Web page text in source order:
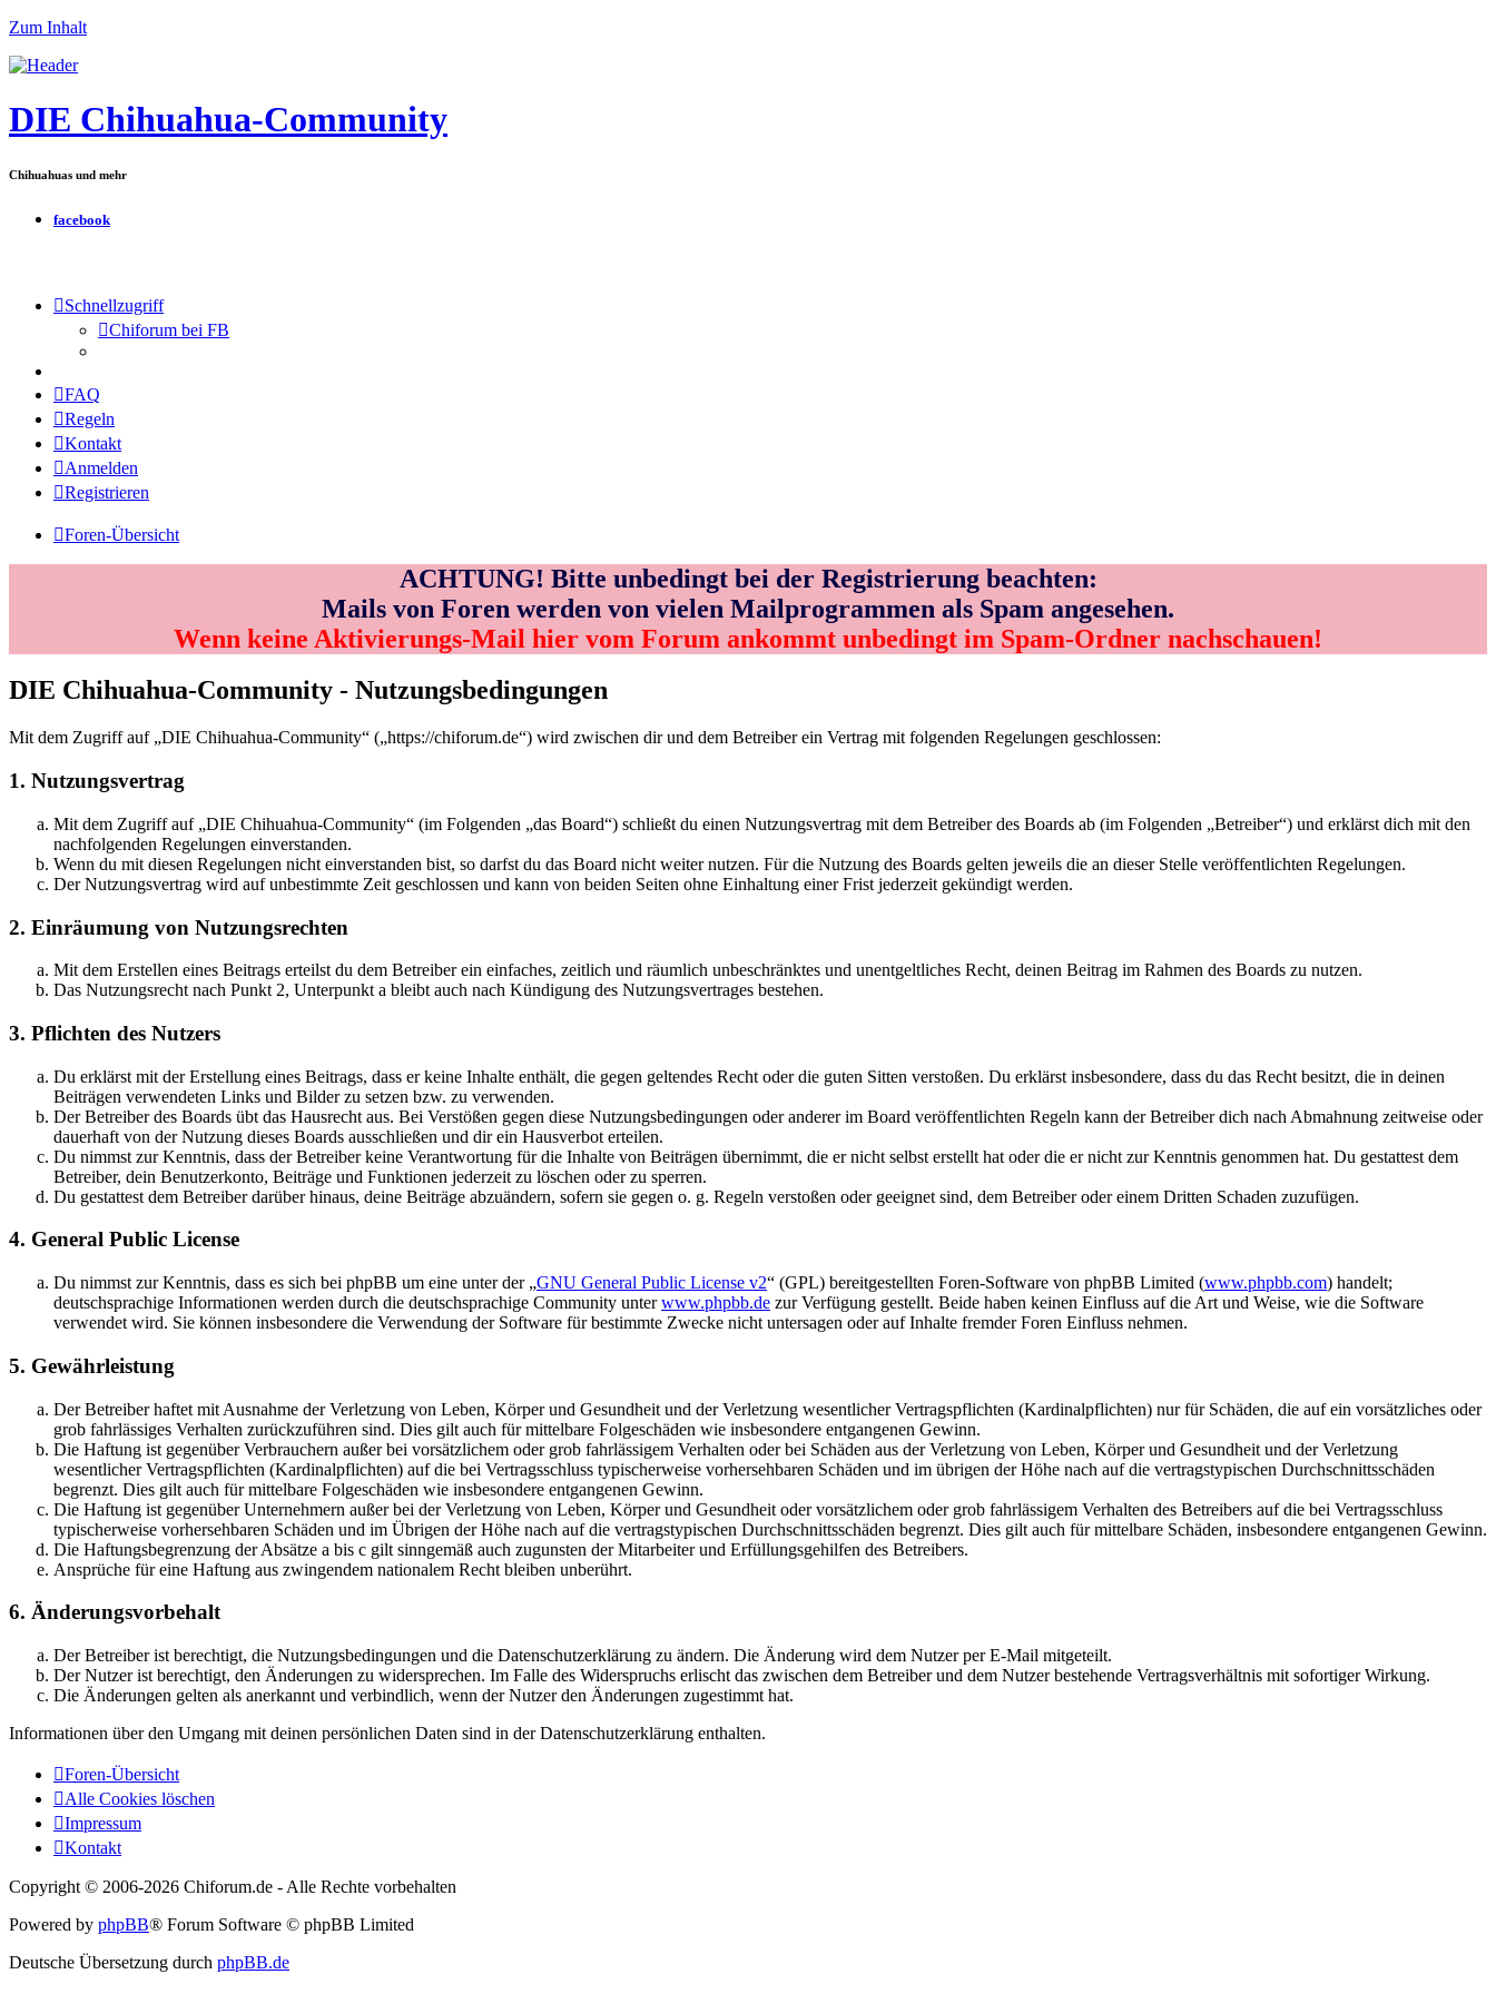
Zum Inhalt
DIE Chihuahua-Community
Chihuahuas und mehr
facebook
Schnellzugriff
Chiforum bei FB
FAQ
Regeln
Kontakt
Anmelden
Registrieren
Foren-Übersicht
ACHTUNG! Bitte unbedingt bei der Registrierung beachten:
Mails von Foren werden von vielen Mailprogrammen als Spam angesehen.
Wenn keine Aktivierungs-Mail hier vom Forum ankommt unbedingt im Spam-Ordner nachschauen!
DIE Chihuahua-Community - Nutzungsbedingungen
Mit dem Zugriff auf „DIE Chihuahua-Community“ („https://chiforum.de“) wird zwischen dir und dem Betreiber ein Vertrag mit folgenden Regelungen geschlossen:
1. Nutzungsvertrag
Mit dem Zugriff auf „DIE Chihuahua-Community“ (im Folgenden „das Board“) schließt du einen Nutzungsvertrag mit dem Betreiber des Boards ab (im Folgenden „Betreiber“) und erklärst dich mit den
nachfolgenden Regelungen einverstanden.
Wenn du mit diesen Regelungen nicht einverstanden bist, so darfst du das Board nicht weiter nutzen. Für die Nutzung des Boards gelten jeweils die an dieser Stelle veröffentlichten Regelungen.
Der Nutzungsvertrag wird auf unbestimmte Zeit geschlossen und kann von beiden Seiten ohne Einhaltung einer Frist jederzeit gekündigt werden.
2. Einräumung von Nutzungsrechten
Mit dem Erstellen eines Beitrags erteilst du dem Betreiber ein einfaches, zeitlich und räumlich unbeschränktes und unentgeltliches Recht, deinen Beitrag im Rahmen des Boards zu nutzen.
Das Nutzungsrecht nach Punkt 2, Unterpunkt a bleibt auch nach Kündigung des Nutzungsvertrages bestehen.
3. Pflichten des Nutzers
Du erklärst mit der Erstellung eines Beitrags, dass er keine Inhalte enthält, die gegen geltendes Recht oder die guten Sitten verstoßen. Du erklärst insbesondere, dass du das Recht besitzt, die in deinen
Beiträgen verwendeten Links und Bilder zu setzen bzw. zu verwenden.
Der Betreiber des Boards übt das Hausrecht aus. Bei Verstößen gegen diese Nutzungsbedingungen oder anderer im Board veröffentlichten Regeln kann der Betreiber dich nach Abmahnung zeitweise oder
dauerhaft von der Nutzung dieses Boards ausschließen und dir ein Hausverbot erteilen.
Du nimmst zur Kenntnis, dass der Betreiber keine Verantwortung für die Inhalte von Beiträgen übernimmt, die er nicht selbst erstellt hat oder die er nicht zur Kenntnis genommen hat. Du gestattest dem
Betreiber, dein Benutzerkonto, Beiträge und Funktionen jederzeit zu löschen oder zu sperren.
Du gestattest dem Betreiber darüber hinaus, deine Beiträge abzuändern, sofern sie gegen o. g. Regeln verstoßen oder geeignet sind, dem Betreiber oder einem Dritten Schaden zuzufügen.
4. General Public License
Du nimmst zur Kenntnis, dass es sich bei phpBB um eine unter der „GNU General Public License v2“ (GPL) bereitgestellten Foren-Software von phpBB Limited (www.phpbb.com) handelt;
deutschsprachige Informationen werden durch die deutschsprachige Community unterwww.phpbb.de zur Verfügung gestellt. Beide haben keinen Einfluss auf die Art und Weise, wie die Software
verwendet wird. Sie können insbesondere die Verwendung der Software für bestimmte Zwecke nicht untersagen oder auf Inhalte fremder Foren Einfluss nehmen.
5. Gewährleistung
Der Betreiber haftet mit Ausnahme der Verletzung von Leben, Körper und Gesundheit und der Verletzung wesentlicher Vertragspflichten (Kardinalpflichten) nur für Schäden, die auf ein vorsätzliches oder
grob fahrlässiges Verhalten zurückzuführen sind. Dies gilt auch für mittelbare Folgeschäden wie insbesondere entgangenen Gewinn.
Die Haftung ist gegenüber Verbrauchern außer bei vorsätzlichem oder grob fahrlässigem Verhalten oder bei Schäden aus der Verletzung von Leben, Körper und Gesundheit und der Verletzung
wesentlicher Vertragspflichten (Kardinalpflichten) auf die bei Vertragsschluss typischerweise vorhersehbaren Schäden und im übrigen der Höhe nach auf die vertragstypischen Durchschnittsschäden
begrenzt. Dies gilt auch für mittelbare Folgeschäden wie insbesondere entgangenen Gewinn.
Die Haftung ist gegenüber Unternehmern außer bei der Verletzung von Leben, Körper und Gesundheit oder vorsätzlichem oder grob fahrlässigem Verhalten des Betreibers auf die bei Vertragsschluss
typischerweise vorhersehbaren Schäden und im Übrigen der Höhe nach auf die vertragstypischen Durchschnittsschäden begrenzt. Dies gilt auch für mittelbare Schäden, insbesondere entgangenen Gewinn.
Die Haftungsbegrenzung der Absätze a bis c gilt sinngemäß auch zugunsten der Mitarbeiter und Erfüllungsgehilfen des Betreibers.
Ansprüche für eine Haftung aus zwingendem nationalem Recht bleiben unberührt.
6. Änderungsvorbehalt
Der Betreiber ist berechtigt, die Nutzungsbedingungen und die Datenschutzerklärung zu ändern. Die Änderung wird dem Nutzer per E-Mail mitgeteilt.
Der Nutzer ist berechtigt, den Änderungen zu widersprechen. Im Falle des Widerspruchs erlischt das zwischen dem Betreiber und dem Nutzer bestehende Vertragsverhältnis mit sofortiger Wirkung.
Die Änderungen gelten als anerkannt und verbindlich, wenn der Nutzer den Änderungen zugestimmt hat.
Informationen über den Umgang mit deinen persönlichen Daten sind in der Datenschutzerklärung enthalten.
Foren-Übersicht
Alle Cookies löschen
Impressum
Kontakt
Copyright © 2006-2026 Chiforum.de - Alle Rechte vorbehalten
Powered by phpBB® Forum Software © phpBB Limited
Deutsche Übersetzung durch phpBB.de